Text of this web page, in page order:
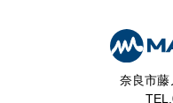
奈良市藤